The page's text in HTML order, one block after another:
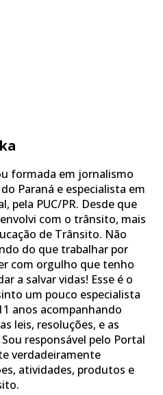
formada em jornalismo
Paraná e especialista em
pela PUC/PR. Desde que
com o trânsito, mais
de Trânsito. Não
do que trabalhar por
com orgulho que tenho
a salvar vidas! Esse é o
um pouco especialista
anos acompanhando
leis, resoluções, e as
responsável pelo Portal
verdadeiramente
atividades, produtos e